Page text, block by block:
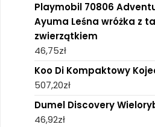
Playmobil 70806
Ayuma Leśna wróżka z
zwierzątkiem
46,75zł
Koo Di Kompaktowy
507,20zł
Dumel Discovery
46,92zł